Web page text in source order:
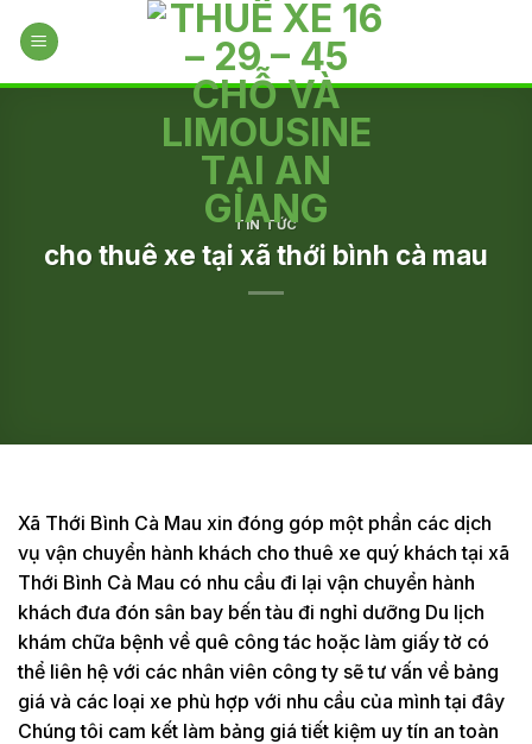
TIN TỨC
cho thuê xe tại xã thới bình cà mau
Xã Thới Bình Cà Mau xin đóng góp một phần các dịch
vụ vận chuyển hành khách cho thuê xe quý khách tại xã
Thới Bình Cà Mau có nhu cầu đi lại vận chuyển hành
khách đưa đón sân bay bến tàu đi nghỉ dưỡng Du lịch
khám chữa bệnh về quê công tác hoặc làm giấy tờ có
thể liên hệ với các nhân viên công ty sẽ tư vấn về bảng
giá và các loại xe phù hợp với nhu cầu của mình tại đây
Chúng tôi cam kết làm bảng giá tiết kiệm uy tín an toàn